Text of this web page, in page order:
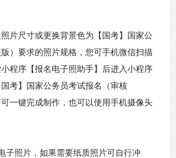
片尺寸或更换背景色为【国考】国家公
）要求的照片规格，您可手机微信扫描
程序【报名电子照助手】后进入小程序
考】国家公务员考试报名（审核
一键完成制作，也可以使用手机摄像头
子照片，如果需要纸质照片可自行冲